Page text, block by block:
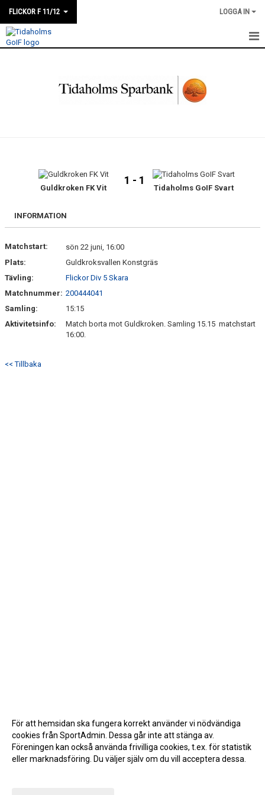
FLICKOR F 11/12 LOGGA IN
KALENDER
TRUPPEN
Guldkroken FK Vit
1 - 1
Tidaholms GoIF Svart
INFORMATION
Matchstart:
sön 22 juni, 16:00
Plats:
Guldkroksvallen Konstgräs
Tävling:
Flickor Div 5 Skara
Matchnummer: 200444041
Samling:
15:15
Aktivitetsinfo:
Match borta mot Guldkroken. Samling 15.15 matchstart
16:00.
<< Tillbaka
För att hemsidan ska fungera korrekt använder vi nödvändiga
cookies från SportAdmin. Dessa går inte att stänga av.
Föreningen kan också använda frivilliga cookies, t.ex. för statistik
eller marknadsföring. Du väljer själv om du vill acceptera dessa.